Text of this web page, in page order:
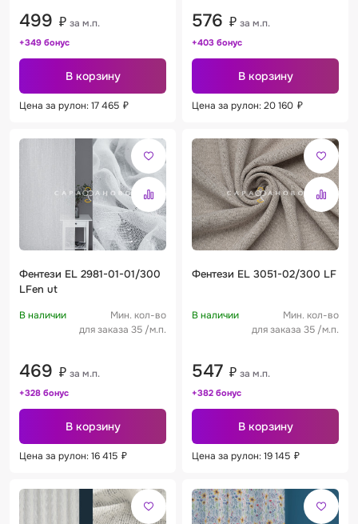
499 ₽ за м.п.
+349 бонус
В корзину
Цена за рулон: 17 465 ₽
576 ₽ за м.п.
+403 бонус
В корзину
Цена за рулон: 20 160 ₽
Фентези EL 2981-01-01/300
LFen ut
В наличии
Мин. кол-во
для заказа 35 /м.п.
469 ₽ за м.п.
+328 бонус
В корзину
Цена за рулон: 16 415 ₽
Фентези EL 3051-02/300 LF
В наличии
Мин. кол-во
для заказа 35 /м.п.
547 ₽ за м.п.
+382 бонус
В корзину
Цена за рулон: 19 145 ₽